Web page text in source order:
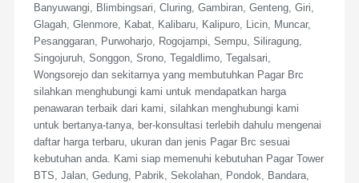
Banyuwangi, Blimbingsari, Cluring, Gambiran, Genteng, Giri,
Glagah, Glenmore, Kabat, Kalibaru, Kalipuro, Licin, Muncar,
Pesanggaran, Purwoharjo, Rogojampi, Sempu, Siliragung,
Singojuruh, Songgon, Srono, Tegaldlimo, Tegalsari,
Wongsorejo dan sekitarnya yang membutuhkan Pagar Brc
silahkan menghubungi kami untuk mendapatkan harga
penawaran terbaik dari kami, silahkan menghubungi kami
untuk bertanya-tanya, ber-konsultasi terlebih dahulu mengenai
daftar harga terbaru, ukuran dan jenis Pagar Brc sesuai
kebutuhan anda. Kami siap memenuhi kebutuhan Pagar Tower
BTS, Jalan, Gedung, Pabrik, Sekolahan, Pondok, Bandara,